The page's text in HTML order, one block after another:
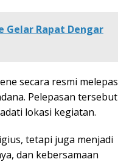
Gelar Rapat Dengar
secara resmi melepas
Pelepasan tersebut
lokasi kegiatan.
tetapi juga menjadi
dan kebersamaan